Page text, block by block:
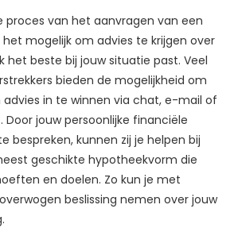
proces van het aanvragen van een
mogelijk om advies te krijgen over
het beste bij jouw situatie past. Veel
bieden de mogelijkheid om
in te winnen via chat, e-mail of
jouw persoonlijke financiële
bespreken, kunnen zij je helpen bij
geschikte hypotheekvorm die
en doelen. Zo kun je met
beslissing nemen over jouw